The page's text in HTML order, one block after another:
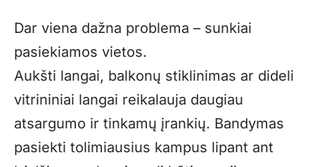
Dar viena dažna problema – sunkiai
pasiekiamos vietos.
Aukšti langai, balkonų stiklinimas ar dideli
vitrininiai langai reikalauja daugiau
atsargumo ir tinkamų įrankių. Bandymas
pasiekti tolimiausius kampus lipant ant